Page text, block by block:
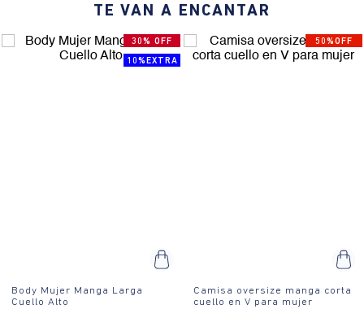
TE VAN A ENCANTAR
30% OFF
10%EXTRA
Body Mujer Manga Larga
Cuello Alto
50%OFF
Camisa oversize manga corta
cuello en V para mujer